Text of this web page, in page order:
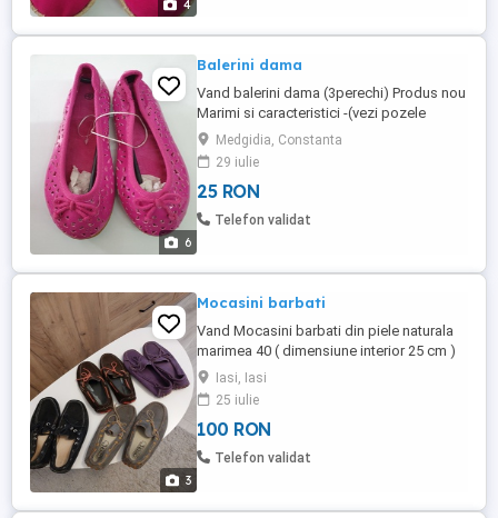
4
6
Balerini dama
Vand balerini dama (3perechi) Produs nou
Marimi si caracteristici -(vezi pozele
anexata) Transportul la cumparator
Medgidia, Constanta
29 iulie
25 RON
Telefon validat
3
Mocasini barbati
Vand Mocasini barbati din piele naturala
marimea 40 ( dimensiune interior 25 cm )
transport gratis prin posta romana cu
plata ramburs in conditii foarte bune
Iasi, Iasi
25 iulie
100 RON
Telefon validat